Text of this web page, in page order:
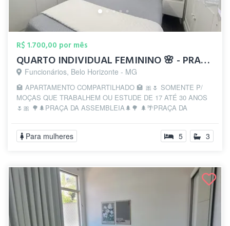
R$ 1.700,00 por mês
QUARTO INDIVIDUAL FEMININO 🌸 - PRAÇA DA...
Funcionários, Belo Horizonte - MG
🏩 APARTAMENTO COMPARTILHADO 🏩 🎀🌷 SOMENTE P/
MOÇAS QUE TRABALHEM OU ESTUDE DE 17 ATÉ 30 ANOS
🌷🎀 🌳🌲PRAÇA DA ASSEMBLEIA🌲🌳 🌲🌴PRAÇA DA
Para mulheres 5 3